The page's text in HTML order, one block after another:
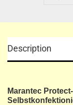
Description
Marantec